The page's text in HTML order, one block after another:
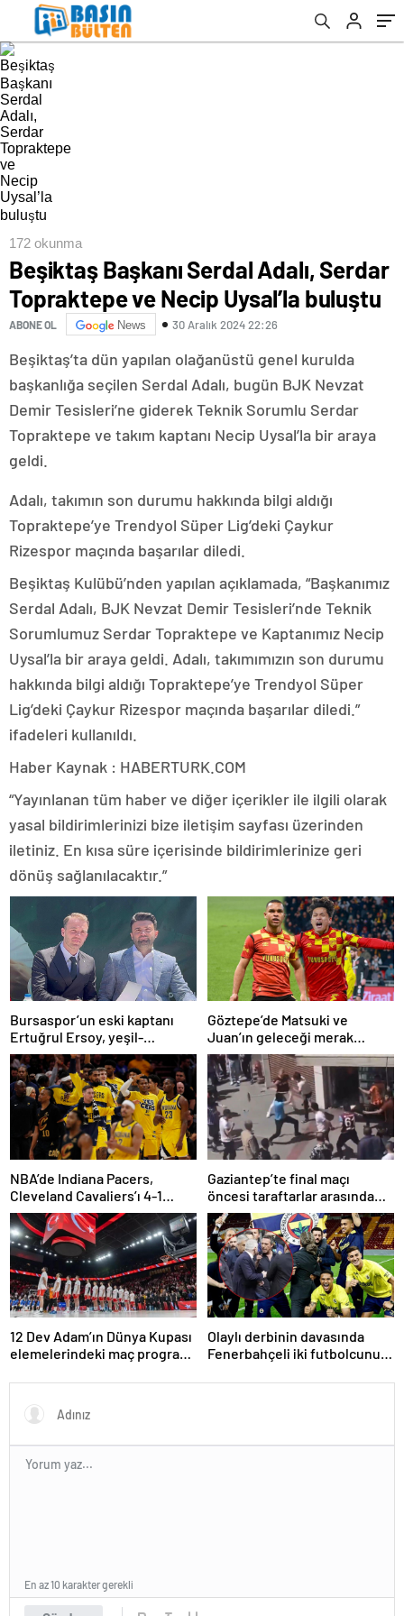
172 okunma
Beşiktaş Başkanı Serdal Adalı, Serdar
Topraktepe ve Necip Uysal’la buluştu
ABONE OL News 30 Aralık 2024 22:26
Beşiktaş’ta dün yapılan olağanüstü genel kurulda
başkanlığa seçilen Serdal Adalı, bugün BJK Nevzat
Demir Tesisleri’ne giderek Teknik Sorumlu Serdar
Topraktepe ve takım kaptanı Necip Uysal’la bir araya
geldi.
Adalı, takımın son durumu hakkında bilgi aldığı
Topraktepe’ye Trendyol Süper Lig’deki Çaykur
Rizespor maçında başarılar diledi.
Beşiktaş Kulübü’nden yapılan açıklamada, “Başkanımız
Serdal Adalı, BJK Nevzat Demir Tesisleri’nde Teknik
Sorumlumuz Serdar Topraktepe ve Kaptanımız Necip
Uysal’la bir araya geldi. Adalı, takımımızın son durumu
hakkında bilgi aldığı Topraktepe’ye Trendyol Süper
Lig’deki Çaykur Rizespor maçında başarılar diledi.”
ifadeleri kullanıldı.
Haber Kaynak : HABERTURK.COM
“Yayınlanan tüm haber ve diğer içerikler ile ilgili olarak
yasal bildirimlerinizi bize iletişim sayfası üzerinden
iletiniz. En kısa süre içerisinde bildirimlerinize geri
dönüş sağlanılacaktır.”
Bursaspor’un eski kaptanı
Ertuğrul Ersoy, yeşil-
beyazlılara geri döndü
Göztepe’de Matsuki ve
Juan’ın geleceği merak
konusu
NBA’de Indiana Pacers,
Cleveland Cavaliers’ı 4-1
yenerek konferans finaline
yükseldi
Gaziantep’te final maçı
öncesi taraftarlar arasında
tartışma çıktı
12 Dev Adam’ın Dünya Kupası
elemelerindeki maç programı
Olaylı derbinin davasında
Fenerbahçeli iki futbolcunun
En az 10 karakter gerekli